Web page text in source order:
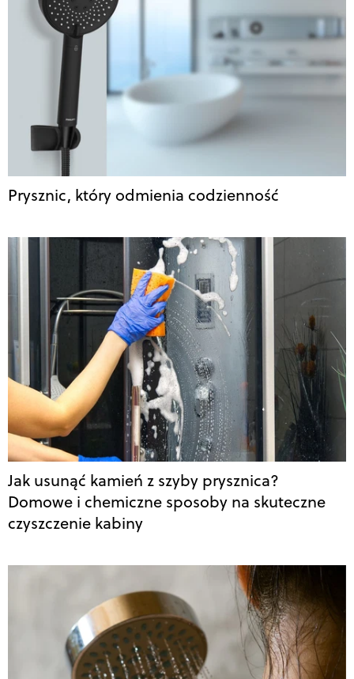
Prysznic, który odmienia codzienność
Jak usunąć kamień z szyby prysznica?
Domowe i chemiczne sposoby na skuteczne
czyszczenie kabiny